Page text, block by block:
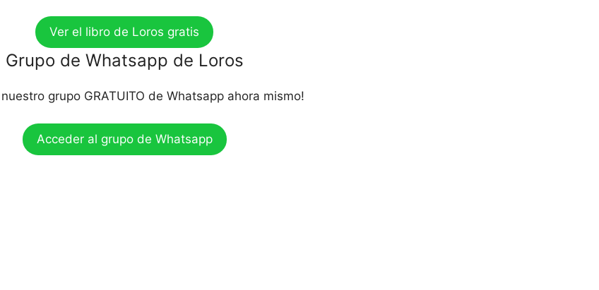
Ver el libro de Loros gratis
Grupo de Whatsapp de Loros
grupo GRATUITO de Whatsapp ahora mismo!
Acceder al grupo de Whatsapp